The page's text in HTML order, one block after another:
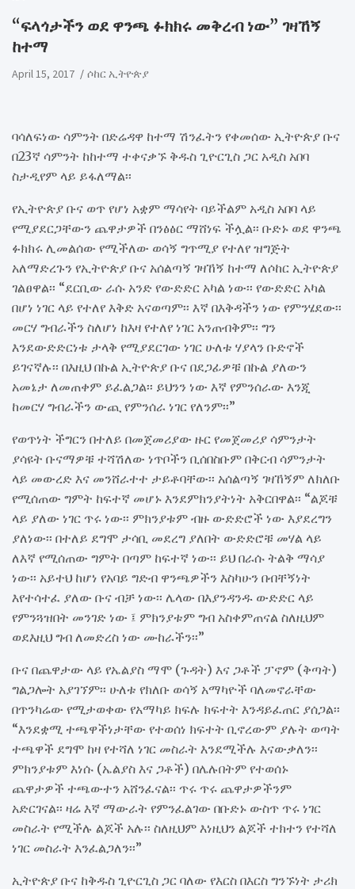
“ፍላጎታችን ወደ ዋንጫ ፉክክሩ መቅረብ ነው” ገዛኸኝ
ከተማ
April 15, 2017 ሶከር ኢትዮጵያ
ባሳለፍነው ሳምንት በድሬዳዋ ከተማ ሽንፈትን የቀመሰው ኢትዮጵያ ቡና
በ23ኛ ሳምንት ከከተማ ተቀናቃኙ ቅዱስ ጊዮርጊስ ጋር አዲስ አበባ
ስታዲየም ላይ ይፋለማል፡፡
የኢትዮጵያ ቡና ወጥ የሆነ አቋም ማሳየት ባይችልም አዲስ አበባ ላይ
የሚያደርጋቸውን ጨዋታዎች በንፅፅር ማሸነፍ ችሏል፡፡ ቡድኑ ወደ ዋንጫ
ፉክክሩ ሊመልሰው የሚችለው ወሳኝ ግጥሚያ የተለየ ዝግጅት
አለማድረጉን የኢትዮጵያ ቡና አሰልጣኝ ገዛኸኝ ከተማ ለሶከር ኢትዮጵያ
ገልፀዋል፡፡ “ደርቢው ራሱ አንድ የውድድር አካል ነው፡፡ የውድድር አካል
በሆነ ነገር ላይ የተለየ እቅድ አናወጣም፡፡ እኛ በእቅዳችን ነው የምንሄደው፡፡
መርሃ ግብራችን ስለሆነ ከእዛ የተለየ ነገር አንጠብቅም፡፡ ግን
እንደውድድርነቱ ታላቅ የሚያደርገው ነገር ሁለቱ ሃያላን ቡድኖች
ይገናኛሉ፡፡ በእዚህ በኩል ኢትዮጵያ ቡና በደጋፊዎቹ በኩል ያለውን
አመኔታ ለመጠቀም ይፈልጋል፡፡ ይህንን ነው እኛ የምንሰራው እንጂ
ከመርሃ ግብራችን ውጪ የምንሰራ ነገር የለንም፡፡”
የወጥነት ችግርን በተለይ በመጀመሪያው ዙር የመጀመሪያ ሳምንታት
ያሳዩት ቡናማዎቹ ተሻሽለው ነጥቦችን ቢሰበስቡም በቅርብ ሳምንታት
ላይ መውረድ እና መንሸራተተ ታይቶባቸው፡፡ አሰልጣኝ ገዛኸኝም ለክለቡ
የሚሰጠው ግምት ከፍተኛ መሆኑ እንደምክንያትነት አቅርበዋል፡፡ “ልጆቹ
ላይ ያለው ነገር ጥሩ ነው፡፡ ምክንያቱም ብዙ ውድድሮች ነው እያደረግን
ያለነው፡፡ በተለይ ደግሞ ታሳቢ መደረግ ያለበት ውድድሮቹ መሃል ላይ
ለእኛ የሚሰጠው ግምት በጣም ከፍተኛ ነው፡፡ ይህ በራሱ ትልቅ ማሳያ
ነው፡፡ አይተህ ከሆነ የአባይ ግድብ ዋንጫዎችን እስካሁን በብቸኝነት
እየተሳተፈ ያለው ቡና ብቻ ነው፡፡ ሌላው በእያንዳንዱ ውድድር ላይ
የምንጓዝበት መንገድ ነው ፤ ምክንያቱም ግብ አስቀምጠናል ስለዚህም
ወደእዚህ ግብ ለመድረስ ነው ሙከራችን፡፡”
ቡና በጨዋታው ላይ የኤልያስ ማሞ (ጉዳት) እና ጋቶች ፓኖም (ቅጣት)
ግልጋሎት አያገኘም፡፡ ሁለቱ የክለቡ ወሳኝ አማካዮች ባለመኖራቸው
በጥንካሬው የሚታወቀው የአማካይ ክፍሉ ክፍተት እንዳይፈጠር ያሰጋል፡፡
“እንደቋሚ ተጫዋችነታቸው የተወሰነ ክፍተት ቢኖረውም ያሉት ወጣት
ተጫዋች ደግሞ ከዛ የተሻለ ነገር መስራት እንደሚችሉ እናውቃለን፡፡
ምክንያቱም እነሱ (ኤልያስ እና ጋቶች) በሌሉበትም የተወሰኑ
ጨዋታዎች ተጫውተን አሸንፈናል፡፡ ጥሩ ጥሩ ጨዋታዎችንም
አድርገናል፡፡ ዛሬ እኛ ማውራት የምንፈልገው በቡድኑ ውስጥ ጥሩ ነገር
መስራት የሚችሉ ልጆች አሉ፡፡ ስለዚህም እነዚህን ልጆች ተክተን የተሻለ
ነገር መስራት እንፈልጋለን፡፡”
ኢትዮጵያ ቡና ከቅዱስ ጊዮርጊስ ጋር ባለው የእርስ በእርስ ግንኙነት ታሪክ